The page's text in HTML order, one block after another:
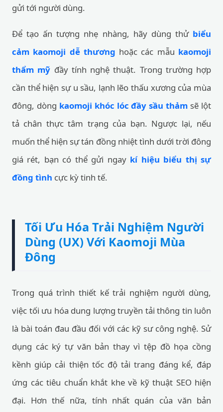
gửi tới người dùng.
Để tạo ấn tượng nhẹ nhàng, hãy dùng thử biểu
cảm kaomoji dễ thương hoặc các mẫu kaomoji
thẩm mỹ đầy tính nghệ thuật. Trong trường hợp
cần thể hiện sự u sầu, lạnh lẽo thấu xương của mùa
đông, dòng kaomoji khóc lóc đầy sầu thảm sẽ lột
tả chân thực tâm trạng của bạn. Ngược lại, nếu
muốn thể hiện sự tán đồng nhiệt tình dưới trời đông
giá rét, bạn có thể gửi ngay kí hiệu biểu thị sự
đồng tình cực kỳ tinh tế.
Tối Ưu Hóa Trải Nghiệm Người
Dùng (UX) Với Kaomoji Mùa
Đông
Trong quá trình thiết kế trải nghiệm người dùng,
việc tối ưu hóa dung lượng truyền tải thông tin luôn
là bài toán đau đầu đối với các kỹ sư công nghệ. Sử
dụng các ký tự văn bản thay vì tệp đồ họa cồng
kềnh giúp cải thiện tốc độ tải trang đáng kể, đáp
ứng các tiêu chuẩn khắt khe về kỹ thuật SEO hiện
đại. Hơn thế nữa, tính nhất quán của văn bản